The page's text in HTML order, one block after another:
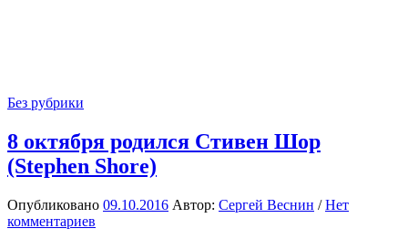
Без рубрики
8 октября родился Стивен Шор
(Stephen Shore)
Опубликовано 09.10.2016 Автор: Сергей Веснин /Нет
комментариев